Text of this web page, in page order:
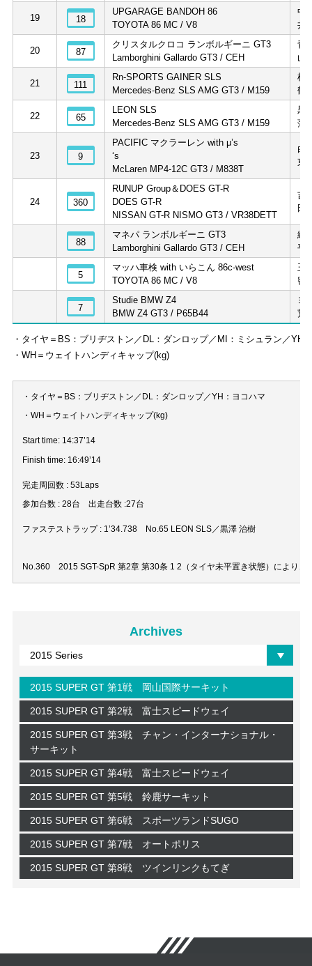
19 18
UPGARAGE BANDOH 86
TOYOTA 86 MC / V8
中
井
20 87
クリスタルクロコ ランボルギーニ GT3
Lamborghini Gallardo GT3 / CEH
青
山
21 111
Rn-SPORTS GAINER SLS
Mercedes-Benz SLS AMG GT3 / M159
植
鶴
22 65
LEON SLS
Mercedes-Benz SLS AMG GT3 / M159
黒
蒲
23 9
PACIFIC マクラーレン with μ’s
‘s
McLaren MP4-12C GT3 / M838T
白
東
24 360
RUNUP Group＆DOES GT-R
DOES GT-R
NISSAN GT-R NISMO GT3 / VR38DETT
吉
田
88
マネパ ランボルギーニ GT3
Lamborghini Gallardo GT3 / CEH
織
平
5
マッハ車検 with いらこん 86c-west
TOYOTA 86 MC / V8
玉
密
7
Studie BMW Z4
BMW Z4 GT3 / P65B44
ヨ
荒
・タイヤ＝BS：ブリヂストン／DL：ダンロップ／MI：ミシュラン／YH
・WH＝ウェイトハンディキャップ(kg)
・タイヤ＝BS：ブリヂストン／DL：ダンロップ／YH：ヨコハマ
・WH＝ウェイトハンディキャップ(kg)
Start time: 14:37’14
Finish time: 16:49’14
完走周回数 : 53Laps
参加台数 : 28台 出走台数 :27台
ファステストラップ : 1’34.738 No.65 LEON SLS／黒澤 治樹
No.360 2015 SGT-SpR 第2章 第30条 1 2（タイヤ未平置き状態）により、
Archives
2015 SUPER GT 第1戦 岡山国際サーキット
2015 SUPER GT 第2戦 富士スピードウェイ
2015 SUPER GT 第3戦 チャン・インターナショナル・
サーキット
2015 SUPER GT 第4戦 富士スピードウェイ
2015 SUPER GT 第5戦 鈴鹿サーキット
2015 SUPER GT 第6戦 スポーツランドSUGO
2015 SUPER GT 第7戦 オートポリス
2015 SUPER GT 第8戦 ツインリンクもてぎ